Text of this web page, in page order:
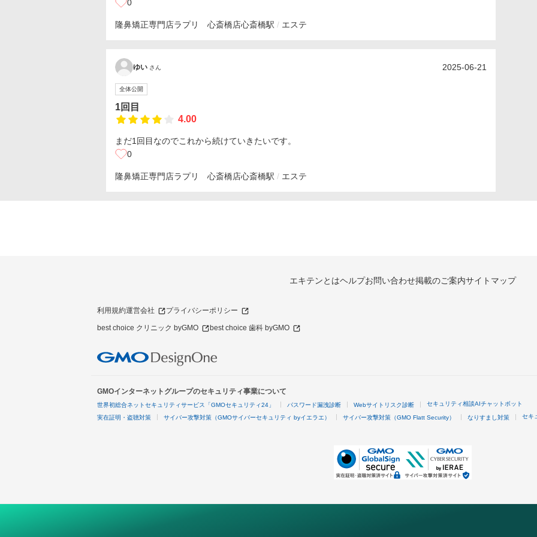
0
隆鼻矯正専門店ラプリ 心斎橋店心斎橋駅 エステ
ゆい さん 2025-06-21
全体公開
1回目
4.00
まだ1回目なのでこれから続けていきたいです。
0
隆鼻矯正専門店ラプリ 心斎橋店心斎橋駅 エステ
エキテンとはヘルプお問い合わせ掲載のご案内サイトマップ
利用規約運営会社 プライバシーポリシー
best choice クリニック byGMO best choice 歯科 byGMO
GMOインターネットグループのセキュリティ事業について
世界初総合ネットセキュリティサービス「GMOセキュリティ24」 パスワード漏洩診断 Webサイトリスク診断 セキュリティ相談AIチャットボット
実在証明・盗聴対策 サイバー攻撃対策（GMOサイバーセキュリティ byイエラエ） サイバー攻撃対策（GMO Flatt Security） なりすまし対策 セキ